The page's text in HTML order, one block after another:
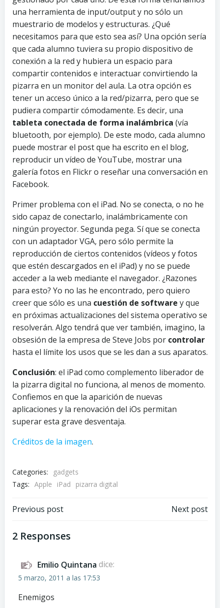
una herramienta de input/output y no sólo un
muestrario de modelos y estructuras. ¿Qué
necesitamos para que esto sea así? Una opción sería
que cada alumno tuviera su propio dispositivo de
conexión a la red y hubiera un espacio para
compartir contenidos e interactuar convirtiendo la
pizarra en un monitor del aula. La otra opción es
tener un acceso único a la red/pizarra, pero que se
pudiera compartir cómodamente. Es decir, una
tableta conectada de forma inalámbrica (vía
bluetooth, por ejemplo). De este modo, cada alumno
puede mostrar el post que ha escrito en el blog,
reproducir un vídeo de YouTube, mostrar una
galería fotos en Flickr o reseñar una conversación en
Facebook.
Primer problema con el iPad. No se conecta, o no he
sido capaz de conectarlo, inalámbricamente con
ningún proyector. Segunda pega. Sí que se conecta
con un adaptador VGA, pero sólo permite la
reproducción de ciertos contenidos (vídeos y fotos
que estén descargados en el iPad) y no se puede
acceder a la web mediante el navegador. ¿Razones
para esto? Yo no las he encontrado, pero quiero
creer que sólo es una cuestión de software y que
en próximas actualizaciones del sistema operativo se
resolverán. Algo tendrá que ver también, imagino, la
obsesión de la empresa de Steve Jobs por controlar
hasta el límite los usos que se les dan a sus aparatos.
Conclusión: el iPad como complemento liberador de
la pizarra digital no funciona, al menos de momento.
Confiemos en que la aparición de nuevas
aplicaciones y la renovación del iOs permitan
superar esta grave desventaja.
Créditos de la imagen.
Categories:
gadgets
Tags: Apple iPad pizarra digital
Navegación
por
las
entradas
Previous post
Navegación
las
Next post
2 Responses
Emilio Quintana dice:
5 marzo, 2011 a las 17:53
Enemigos